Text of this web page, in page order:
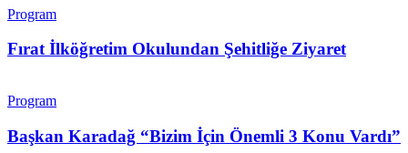
Program
Fırat İlköğretim Okulundan Şehitliğe Ziyaret
Program
Başkan Karadağ “Bizim İçin Önemli 3 Konu Vardı”